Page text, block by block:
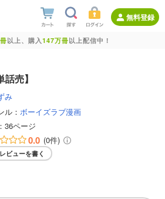
無料登録
以上、購入147万冊以上配信中！
売】
み
ル： ボーイズラブ漫画
36ページ
0.0 (0件)
レビューを書く